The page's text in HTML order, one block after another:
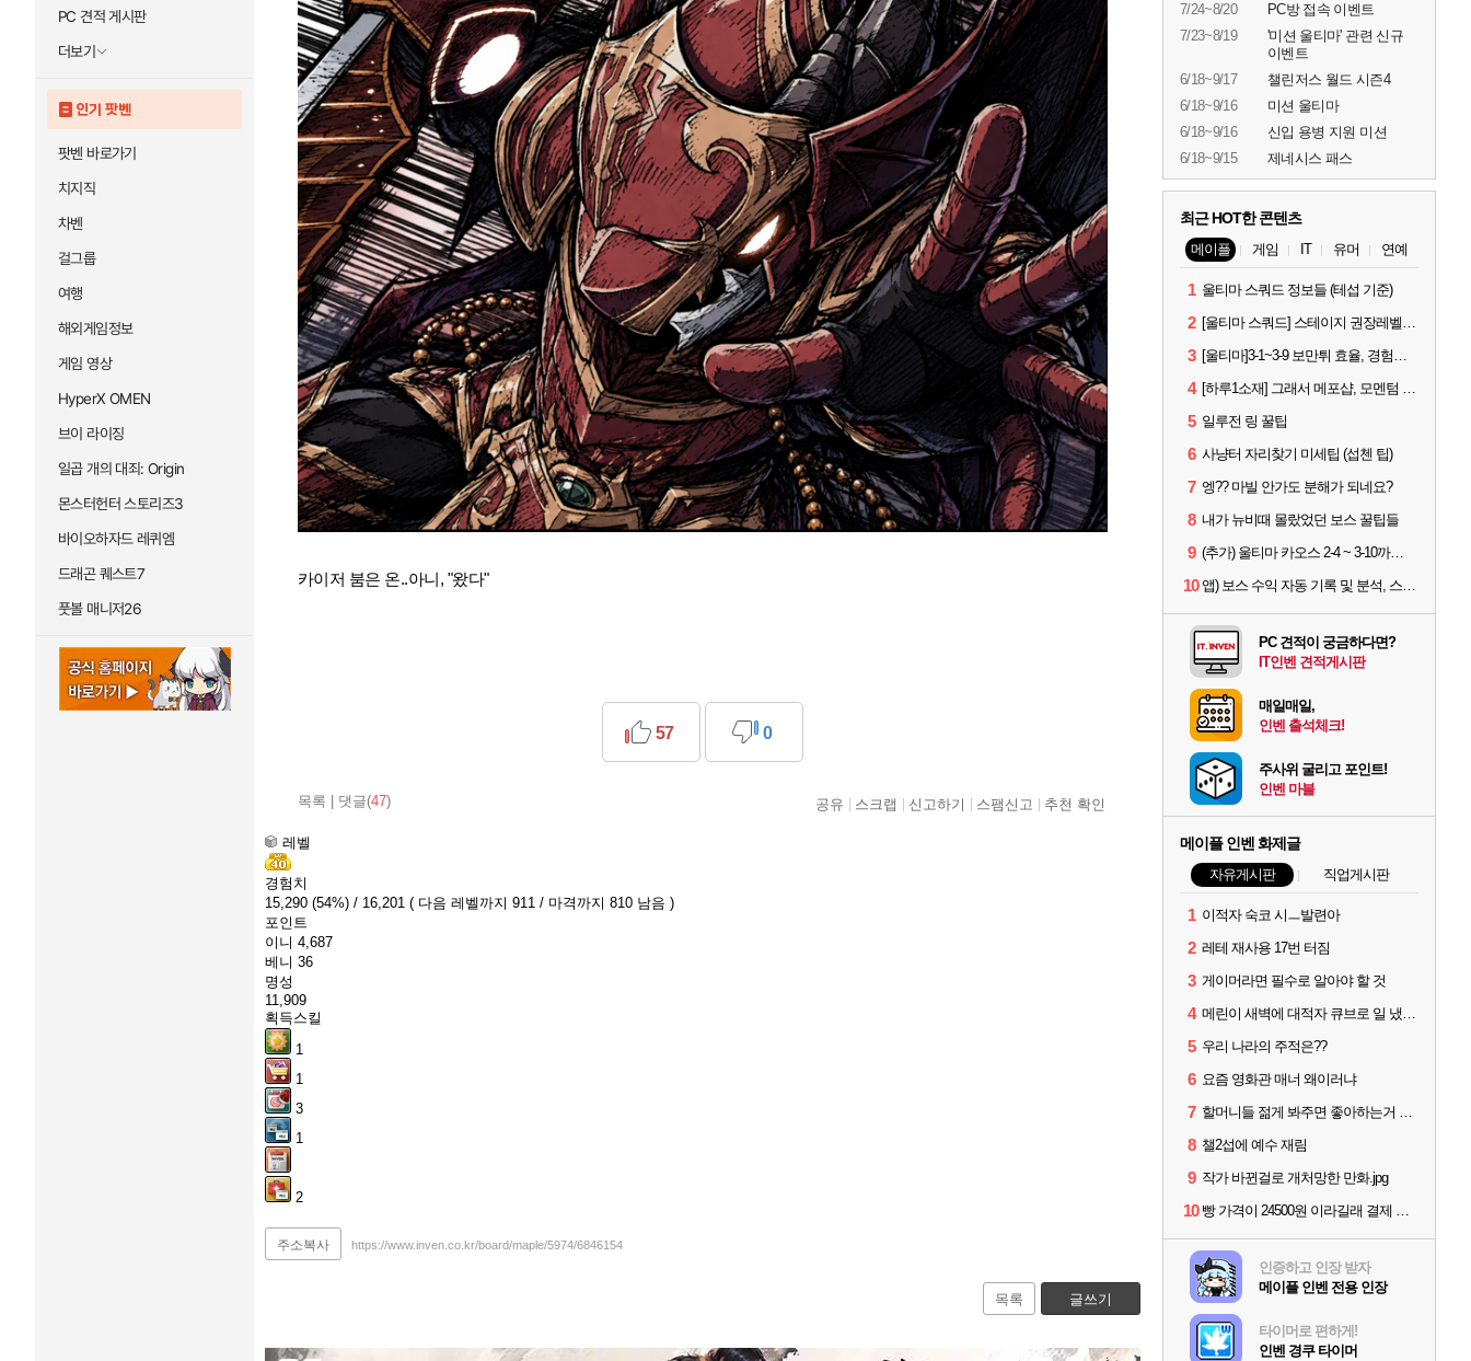
PC 견적 게시판
더보기
인기 팟벤
팟벤 바로가기
치지직
차벤
걸그룹
여행
해외게임정보
게임 영상
HyperX OMEN
브이 라이징
일곱 개의 대죄: Origin
몬스터헌터 스토리즈3
바이오하자드 레퀴엠
드래곤 퀘스트7
풋볼 매니저26
카이저 붐은 온..아니, "왔다"
목록 댓글(47)
57 0
공유 스크랩 신고하기 스팸신고 추천 확인
레벨
경험치
15,290 (54%) / 16,201 ( 다음 레벨까지 911 / 마격까지 810 남음 )
포인트
이니 4,687
베니 36
명성
11,909
획득스킬
1
1
3
1
2
주소복사 https://www.inven.co.kr/board/maple/5974/6846154
목록 글쓰기
7/24~8/20
PC방 접속 이벤트
7/23~8/19
'미션 울티마' 관련 신규
이벤트
6/18~9/17
챌린저스 월드 시즌4
6/18~9/16
미션 울티마
6/18~9/16
신입 용병 지원 미션
6/18~9/15
제네시스 패스
최근 HOT한 콘텐츠
메이플 게임 IT 유머 연예
1 울티마 스쿼드 정보들 (테섭 기준)
2 [울티마 스쿼드] 스테이지 권장레벨, 잠재옵션표, 스킬퍼뎀, 장비 리스트 및 능력치 공유
3 [울티마]3-1~3-9 보만튀 효율, 경험치 공략 및 소소한 컨트롤 팁
4 [하루1소재] 그래서 메포샵, 모멘텀 효율 얼마나 좋음?
5 일루전 링 꿀팁
6 사냥터 자리찾기 미세팁 (섭첸 팁)
7 엥?? 마빌 안가도 분해가 되네요?
8 내가 뉴비때 몰랐었던 보스 꿀팁들
9 (추가) 울티마 카오스 2-4 ~ 3-10까지 공략 스펙 및 팁 공유
10 앱) 보스 수익 자동 기록 및 분석, 스케줄러 알림
PC 견적이 궁금하다면?
IT인벤 견적게시판
매일매일,
인벤 출석체크!
주사위 굴리고 포인트!
인벤 마블
메이플 인벤 화제글
자유게시판 직업게시판
1 이적자 숙코 시ㅡ발련아
2 레테 재사용 17번 터짐
3 게이머라면 필수로 알아야 할 것
4 메린이 새벽에 대적자 큐브로 일 냈읍니다...
5 우리 나라의 주적은??
6 요즘 영화관 매너 왜이러냐
7 할머니들 젊게 봐주면 좋아하는거 아니었냐?
8 챌2섭에 예수 재림
9 작가 바뀐걸로 개처망한 만화.jpg
10 빵 가격이 24500원 이라길래 결제 취소하고 나왔다
인증하고 인장 받자
메이플 인벤 전용 인장
타이머로 편하게!
인벤 경쿠 타이머